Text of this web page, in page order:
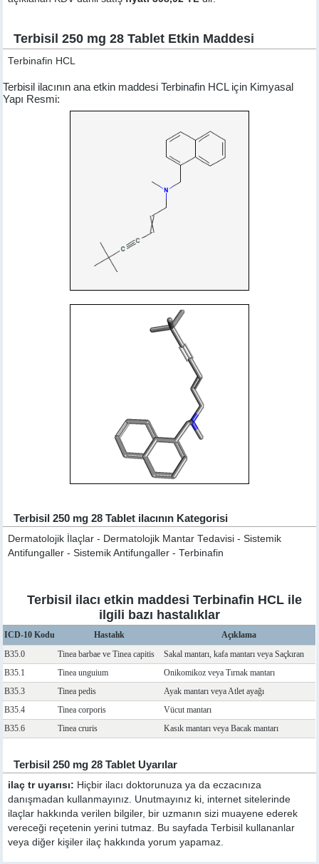
Terbisil 250 mg 28 Tablet Etkin Maddesi
Terbinafin HCL
Terbisil ilacının ana etkin maddesi Terbinafin HCL için Kimyasal
Yapı Resmi:
Terbisil 250 mg 28 Tablet ilacının Kategorisi
Dermatolojik İlaçlar - Dermatolojik Mantar Tedavisi - Sistemik
Antifungaller - Sistemik Antifungaller - Terbinafin
Terbisil ilacı etkin maddesi Terbinafin HCL ile
ilgili bazı hastalıklar
ICD-10 Kodu Hastalık
Açıklama
B35.0
Tinea barbae ve Tinea capitis
Sakal mantarı, kafa mantarı veya Saçkıran
B35.1
Tinea unguium
Onikomikoz veya Tırnak mantarı
B35.3
Tinea pedis
Ayak mantarı veya Atlet ayağı
B35.4
Tinea corporis
Vücut mantarı
B35.6
Tinea cruris Kasık mantarı veya Bacak mantarı
Terbisil 250 mg 28 Tablet Uyarılar
ilaç tr uyarısı: Hiçbir ilacı doktorunuza ya da eczacınıza
danışmadan kullanmayınız. Unutmayınız ki, internet sitelerinde
ilaçlar hakkında verilen bilgiler, bir uzmanın sizi muayene ederek
vereceği reçetenin yerini tutmaz. Bu sayfada Terbisil kullananlar
veya diğer kişiler ilaç hakkında yorum yapamaz.